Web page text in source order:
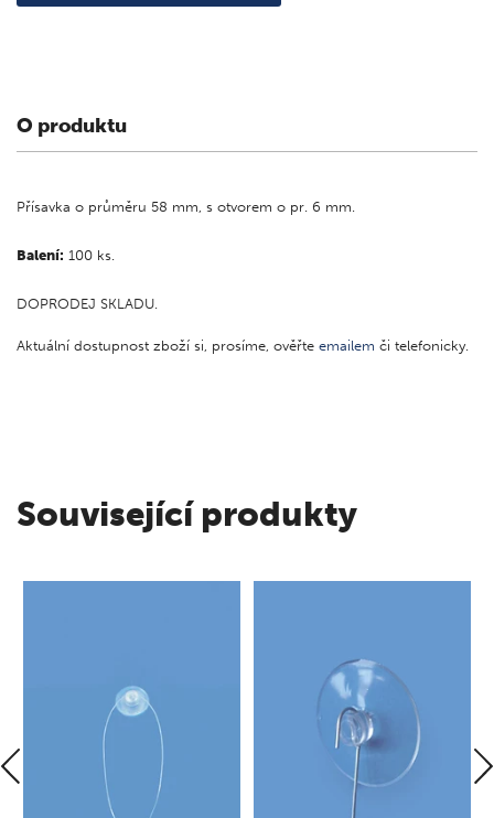
O produktu
Přísavka o průměru 58 mm, s otvorem o pr. 6 mm.
Balení: 100 ks.
DOPRODEJ SKLADU.
Aktuální dostupnost zboží si, prosíme, ověřte emailem či telefonicky.
Související produkty